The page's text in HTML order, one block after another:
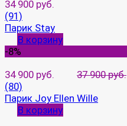
34 900 руб.
(91)
Парик Stay
В корзину
-8%
34 900 руб.
37 900 руб.
(80)
Парик Joy Ellen Wille
В корзину